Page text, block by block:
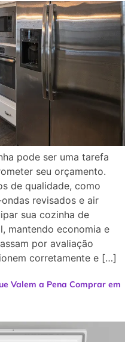
pode ser uma tarefa
seu orçamento.
de qualidade, como
revisados e air
sua cozinha de
mantendo economia e
por avaliação
corretamente e […]
Valem a Pena Comprar em